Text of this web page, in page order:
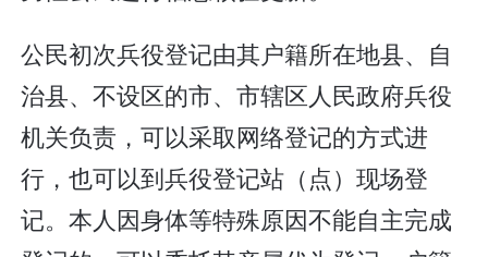
公民初次兵役登记由其户籍所在地县、自
治县、不设区的市、市辖区人民政府兵役
机关负责，可以采取网络登记的方式进
行，也可以到兵役登记站（点）现场登
记。本人因身体等特殊原因不能自主完成